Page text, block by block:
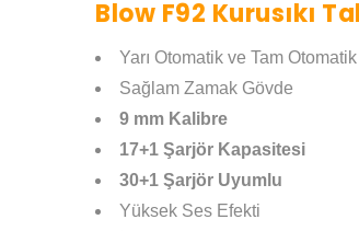
Blow F92 Kurusıkı
Yarı Otomatik ve Tam Otomatik
Sağlam Zamak Gövde
9 mm Kalibre
17+1 Şarjör Kapasitesi
30+1 Şarjör Uyumlu
Yüksek Ses Efekti